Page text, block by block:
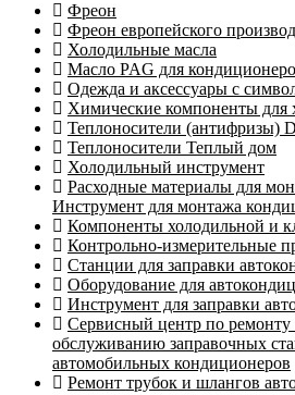
Фреон
Фреон европейского
Холодильные масла
Масло PAG для
Одежда и аксессуары с
Химические компоненты для
Теплоносители (антифризы)
Теплоносители Теплый дом
Холодильный инструмент
Расходные материалы для
Инструмент для монтажа
Компоненты холодильной и
Контрольно-измерительные
Станции для заправки
Оборудование для
Инструмент для заправки
Сервисный центр по ремонту
обслуживанию заправочных
автомобильных кондиционеров
Ремонт трубок и шлангов